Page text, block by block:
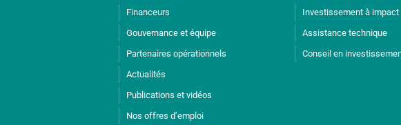
Financeurs
Gouvernance et équipe
Partenaires opérationnels
Actualités
Publications et vidéos
Nos offres d’emploi
Investissement à impact
Assistance technique
Conseil en